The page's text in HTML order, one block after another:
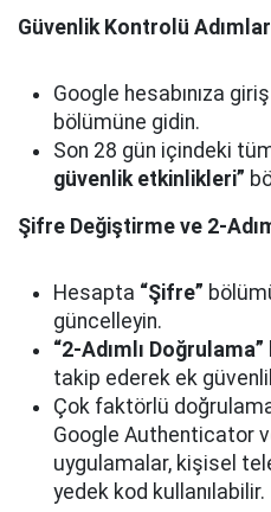
Güvenlik Kontrolü
Google hesabınıza
bölümüne gidin.
Son 28 gün içindeki
güvenlik etkinlikleri”
Şifre Değiştirme ve 2-
Hesapta “Şifre”
güncelleyin.
“2-Adımlı Doğrulama”
takip ederek ek
Çok faktörlü
Google Authenticator
uygulamalar, kişisel
yedek kod kullanılabilir.